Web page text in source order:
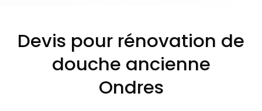
Devis pour rénovation de
douche ancienne
Ondres